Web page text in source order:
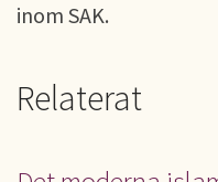
inom SAK.
Relaterat